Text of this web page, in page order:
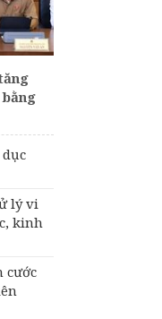
tách
phổ
Nhà
lý vi
kinh
cước